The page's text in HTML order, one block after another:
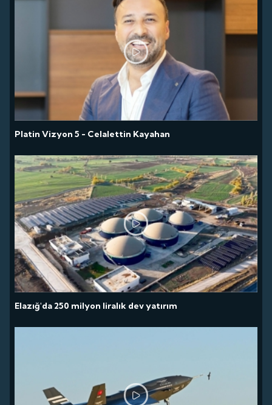
Platin Vizyon 5 - Celalettin Kayahan
Elazığ'da 250 milyon liralık dev yatırım